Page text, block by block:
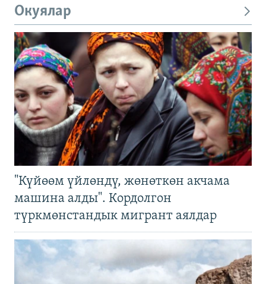
Окуялар
"Күйөөм үйлөндү, жөнөткөн акчама
машина алды". Кордолгон
түркмөнстандык мигрант аялдар